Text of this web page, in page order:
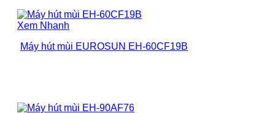
Xem Nhanh
Máy hút mùi EUROSUN EH-60CF19B